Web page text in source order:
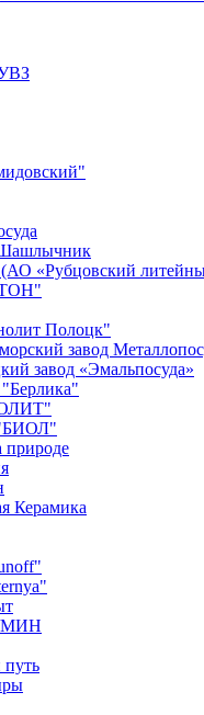
«Рубцовский
Полоцк"
завод
завод «Эмальпосуда»
Керамика